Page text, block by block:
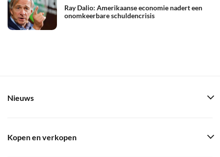
Ray Dalio: Amerikaanse economie nadert een
onomkeerbare schuldencrisis
Nieuws
Kopen en verkopen